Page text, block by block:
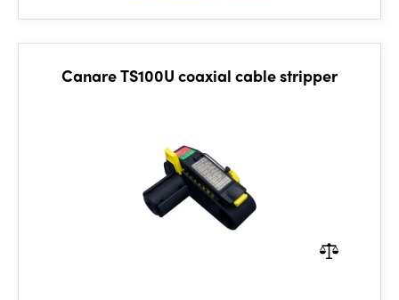
Canare TS100U coaxial cable stripper